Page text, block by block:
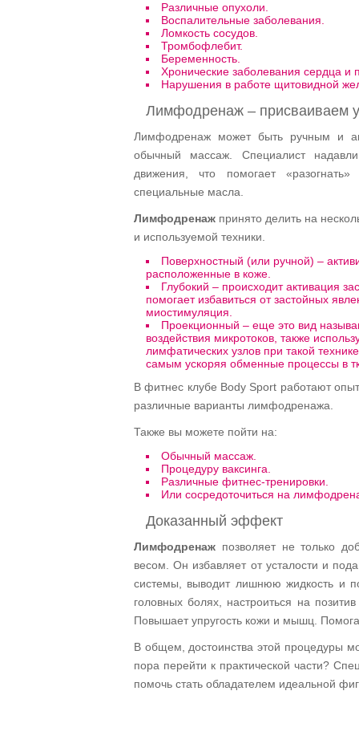
Различные опухоли.
Воспалительные заболевания.
Ломкость сосудов.
Тромбофлебит.
Беременность.
Хронические заболевания сердца и
Нарушения в работе щитовидной
Лимфодренаж – присваиваем
Лимфодренаж может быть ручным и
обычный массаж. Специалист
движения, что помогает
специальные масла.
Лимфодренаж принято делить на
и используемой техники.
Поверхностный (или ручной) –
расположенные в коже.
Глубокий – происходит активация
помогает избавиться от застойных
миостимуляция.
Проекционный – еще это вид
воздействия микротоков, также
лимфатических узлов при такой
самым ускоряя обменные процессы в
В фитнес клубе Body Sport работают
различные варианты лимфодренажа.
Также вы можете пойти на:
Обычный массаж.
Процедуру ваксинга.
Различные фитнес-тренировки.
Или сосредоточиться на
Доказанный эффект
Лимфодренаж позволяет не только
весом. Он избавляет от усталости и
системы, выводит лишнюю жидкость и
головных болях, настроиться на
Повышает упругость кожи и мышц.
В общем, достоинства этой процедуры
пора перейти к практической части?
помочь стать обладателем идеальной